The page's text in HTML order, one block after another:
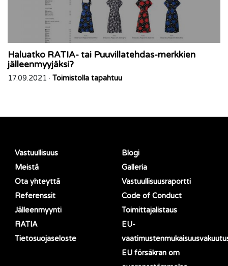
Haluatko RATIA- tai Puuvillatehdas-merkkien
jälleenmyyjäksi?
17.09.2021 · Toimistolla tapahtuu
Vastuullisuus
Meistä
Ota yhteyttä
Referenssit
Jälleenmyynti
RATIA
Tietosuojaseloste
Blogi
Galleria
Vastuullisuusraportti
Code of Conduct
Toimittajalistaus
EU-
EU försäkran om